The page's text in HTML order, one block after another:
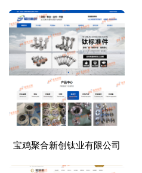
宝鸡聚合新创钛业有限公司